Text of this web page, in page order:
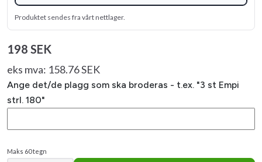
Produktet sendes fra vårt nettlager.
198 SEK
eks mva: 158.76 SEK
Ange det/de plagg som ska broderas - t.ex. "3 st Empi
strl. 180"
Maks 60 tegn